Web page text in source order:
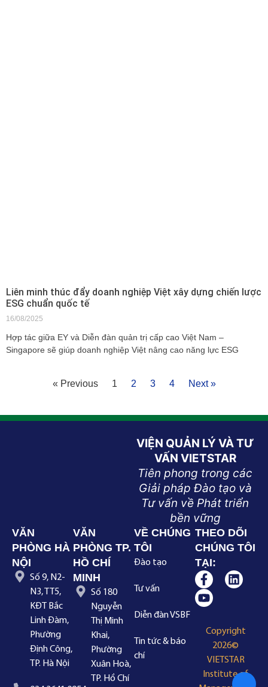
Liên minh thúc đẩy doanh nghiệp Việt xây dựng chiến lược
ESG chuẩn quốc tế
16/08/2025
Hợp tác giữa EY và Diễn đàn quản trị cấp cao Việt Nam –
Singapore sẽ giúp doanh nghiệp Việt nâng cao năng lực ESG
« Previous 1 2 3 4 Next »
VIỆN QUẢN LÝ VÀ TƯ
VẤN VIETSTAR
Tiên phong trong các
Giải pháp Đào tạo và
Tư vấn về Phát triển
bền vững
VĂN
PHÒNG HÀ
NỘI
Số 9, N2-
N3, TT5,
KĐT Bắc
Linh Đàm,
Phường
Định Công,
TP. Hà Nội
VĂN
PHÒNG TP.
HỒ CHÍ
MINH
Số 180
Nguyễn
Thị Minh
Khai,
Phường
Xuân Hoà,
TP. Hồ Chí
VỀ CHÚNG
TÔI
Đào tạo
Tư vấn
Diễn đàn VSBF
Tin tức & báo
chí
THEO DÕI
CHÚNG TÔI
TẠI:
Copyright
2026©
VIETSTAR
Institute of